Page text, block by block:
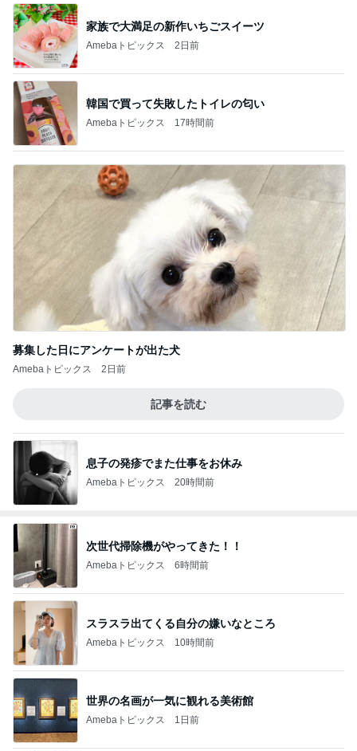
家族で大満足の新作いちごスイーツ
Amebaトピックス 2日前
韓国で買って失敗したトイレの匂い
Amebaトピックス 17時間前
募集した日にアンケートが出た犬
Amebaトピックス 2日前
記事を読む
息子の発疹でまた仕事をお休み
Amebaトピックス 20時間前
次世代掃除機がやってきた！！
Amebaトピックス 6時間前
スラスラ出てくる自分の嫌いなところ
Amebaトピックス 10時間前
世界の名画が一気に観れる美術館
Amebaトピックス 1日前